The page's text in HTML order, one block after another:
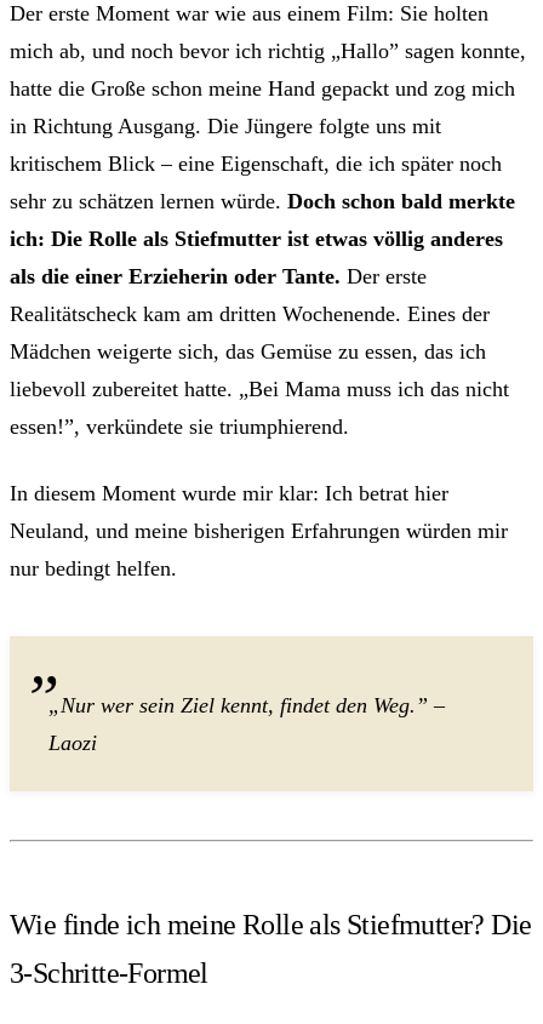
Der erste Moment war wie aus einem Film: Sie holten
mich ab, und noch bevor ich richtig „Hallo” sagen konnte,
hatte die Große schon meine Hand gepackt und zog mich
in Richtung Ausgang. Die Jüngere folgte uns mit
kritischem Blick – eine Eigenschaft, die ich später noch
sehr zu schätzen lernen würde. Doch schon bald merkte
ich: Die Rolle als Stiefmutter ist etwas völlig anderes
als die einer Erzieherin oder Tante. Der erste
Realitätscheck kam am dritten Wochenende. Eines der
Mädchen weigerte sich, das Gemüse zu essen, das ich
liebevoll zubereitet hatte. „Bei Mama muss ich das nicht
essen!”, verkündete sie triumphierend.
In diesem Moment wurde mir klar: Ich betrat hier
Neuland, und meine bisherigen Erfahrungen würden mir
nur bedingt helfen.
„Nur wer sein Ziel kennt, findet den Weg.” –
Laozi
Wie finde ich meine Rolle als Stiefmutter? Die
3-Schritte-Formel